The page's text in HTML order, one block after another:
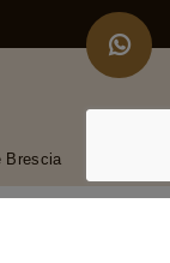
Brescia